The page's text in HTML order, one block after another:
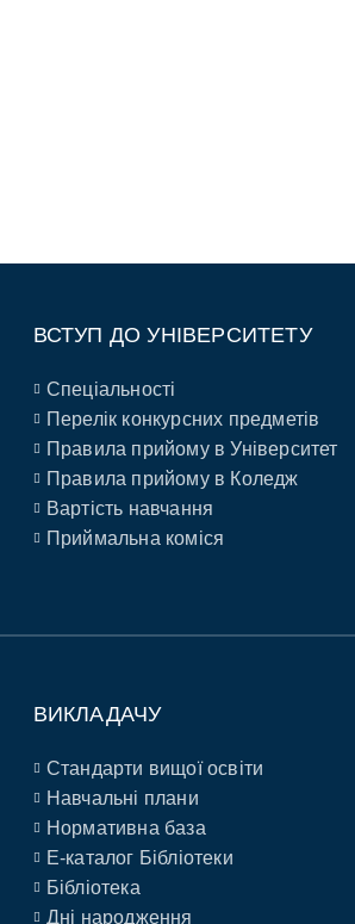
ВСТУП ДО УНІВЕРСИТЕТУ
Спеціальності
Перелік конкурсних предметів
Правила прийому в Університет
Правила прийому в Коледж
Вартість навчання
Приймальна коміся
ВИКЛАДАЧУ
Стандарти вищої освіти
Навчальні плани
Нормативна база
E-каталог Бібліотеки
Бібліотека
Дні народження